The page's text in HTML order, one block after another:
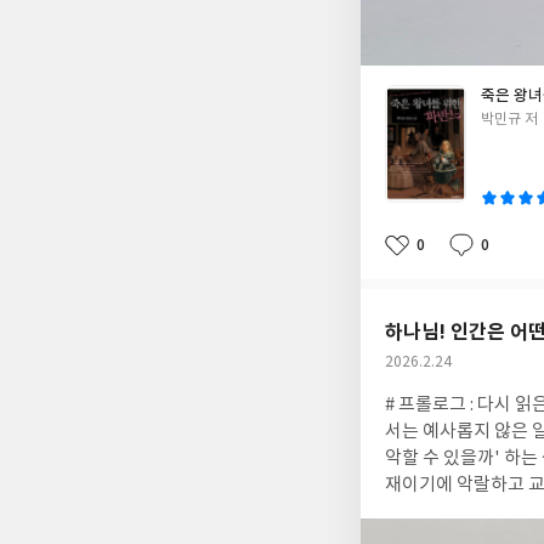
볼 때 매우 적절하
기 구도의 반전이 기
본주의가 만들어낸
세계, 외연의 미적
내 행복의 근원과 사
하게 된다. "자본주
"부끄러움과 부러움
재성에 견주는 오류
질보다는 본질이 우
다. 박민규는 이를 사
외형적 조건에 의해
와 미美라는 외형성
은 아름다워지고 안
작품을 다시 오늘로
지 않은 사유를 이끌
죽은 왕
글
박민규 저
좋
0
댓
0
작
하나님! 인간은 어
작
일
2026.2.24
# 프롤로그 : 다시 읽은 소설 『죄와 벌』오래전 읽은 소설을 다시 집어 든 데에는 그만한 이유가 있다. 최근 내 주변에서는 예사롭지 않은 일들이 일어나고 있다. 결국 사람들 간의 문제인데 이런저런 일들을 지켜보면서 '인간은 어디까지 악할 수 있을까' 하는 생각이 자주 들었다. 인간의 악함의 크기와 종류는 과히 천차만별인 것 같다. 인간은 불완전한 존재이기에 악랄하고 교만하고 싹수없을 수 있겠다. 하지만 정도라는 게 있지 않은가. 이성(理性)이 없고, 예의가 없고, 절제가 없다. 제발 적당히들 했으면 좋겠다. 이런 씁쓸함은 비단 타인에게만 해당되는 건 아니다. 나 자신 또한 역시 추악하다는 진실을 자주 직시한다. 신은 인간의 마음에 양심이란 씨앗을 심어놓았다. 종교개혁자 존 칼빈은 양심을 '벌레'와 '천명의 증인'으로 비유했다. 총신대학교 문병호 교수는 전자를 '내부에서 끊임없이 갉아먹는 고통'으로, 후자는 '모든 변명을 반박하는 압도적 확증'으로 주석했다. 서글픈 건 세상에는 (나를 포함해) 양심이 제대로 작동하지 않는 사람이 너무 많다는 것이다. 이 불편한 진실을 극적이고 적나라하게 마주한 순간 도스토옙스키의 『죄와 벌』이 다시 내 손에 들어왔다. ⑴ 죄(罪), 그리고 인물죄는 무엇인가. 국어사전을 펼치니 '잘못이나 허물로 인하여 벌을 받을 만한 일'로 설명되어 있다. 죄를 기독교적으로 접근하면 의미는 조금 달라진다. 기독교에서는 죄의 기준이 타인이나 사회에 있지 않다. 하나님에게 있다. 기독교에스 죄는 "하나님의 법을 순종함에 부족한 것이나 어기는 것"으로 정의된다. 즉 하나님과의 인격적이고 언약적인 관계에서 발생한 불순종은 모두 죄이다. 그렇기에 죄는 상태이고 현상이다. 죄를 존재나 물질로 본 마니주의자들의 오만한 어불성설은 아우구스티누스에 의해 오래전 폐기처분되었다. 흥미로운 건 세상의 죄의 개념과 기독교의 죄의 개념이 많은 부분 겹친다는 점이다. 하나님의 법은 소위 '도덕법'이라는 명명으로 역사 이래 인간의 법에 녹아들었다. 그렇기에 역사가 시작된 이래 살인을 저지르거나 도둑질을 하는 건 예외 없이 죄로 인식되었다. 하나님이 하지 말라고 규정한 법조항(십계명, 곧 도덕법)의 많은 부분이 지금 우리가 지키고 있는 각 국가의 실정법에 고스란히 담겨 있는 것이다. 도스토옙스키는 『죄와 벌』에서 바로 이 죄의 문제를 천착한다. 도스토옙스키가 만들어낸 대부분의 인물이 그렇듯이 주인공 라스콜리니코프는 불안하고 극단적인 인물이다. 가난한 삶을 살지만 진지하고 독특한 사색을 가진 청년이다. 자신의 자취방에서 "사회에 불필요한 인간을 없애 더 큰 공공의 선을 이룰 수 있다면 그것은 정당한 것이 아닌가." 하는 엉뚱한 공상에 빠진다. 공상은 곧 현실이 된다. 자신의 사상을 시험해 볼 요량으로 동네에 있는 고리대금업자 노파를 계획적으로 직접 살해한 것이다. 범행은 성공적이었다. 그런데 막상 살인을 저지르고 나니 극심한 혼란과 망상의 증세가 그를 억누른다. 며칠간 고열과 의식의 혼탁 상태가 이어진다. 그러던 중 지인과 경찰을 만나 대화하는 과정에서 라스콜리니코프가 범인일 수 있다는 가능성이 아슬아슬하게 노출되고 방어된다. 소설은 에필로그 직전까지 그 긴장감을 철저히 유지한다. 상식적으로 볼 때 아무 이유 없이 노파를 죽이고 우발적으로 그 여동생까지 죽인 라스콜리니코프의 범죄는 분명 엽기적 중범죄다. 그는 마지막까지 반성하거나 회개하지 않는다. 오히려 자기 자신에게 스스로 살인의 정당성을 부여한다. 자신은 평범한 사람들과는 다른 비범성, 즉 특별함과 초월함을 갖고 있다는 망상으로 자기 자신을 합리화한다. 범행 후 여러 사람과의 만남에서 그의 예민하고 망상적인 행태는